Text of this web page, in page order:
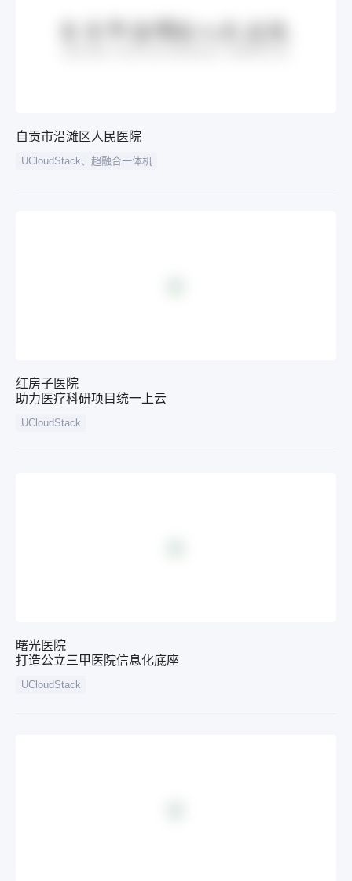
自贡市沿滩区人民医院
UCloudStack、超融合一体机
红房子医院
助力医疗科研项目统一上云
UCloudStack
曙光医院
打造公立三甲医院信息化底座
UCloudStack